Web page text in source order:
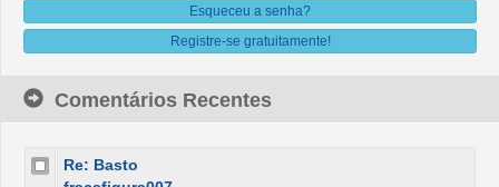
Esqueceu a senha?
Registre-se gratuitamente!
Comentários Recentes
Re: Basto